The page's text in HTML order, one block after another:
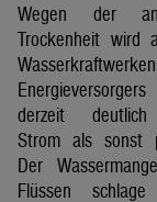
Wegen der
Trockenheit wird
derzeit
Strom als sonst
Der
Flüssen